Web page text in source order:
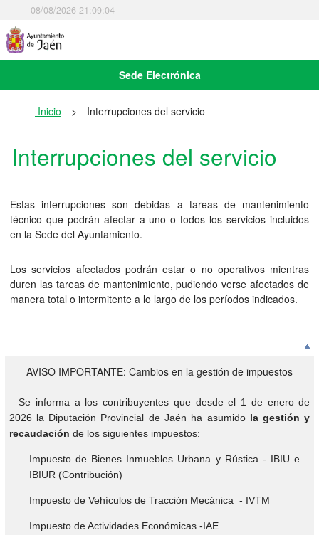
08/08/2026 21:09:04
Sede Electrónica
Inicio > Interrupciones del servicio
Interrupciones del servicio
Estas interrupciones son debidas a tareas de mantenimiento
técnico que podrán afectar a uno o todos los servicios incluidos
en la Sede del Ayuntamiento.
Los servicios afectados podrán estar o no operativos mientras
duren las tareas de mantenimiento, pudiendo verse afectados de
manera total o intermitente a lo largo de los períodos indicados.
AVISO IMPORTANTE: Cambios en la gestión de impuestos
Se informa a los contribuyentes que desde el 1 de enero de
2026 la Diputación Provincial de Jaén ha asumido la gestión y
recaudación de los siguientes impuestos:
Impuesto de Bienes Inmuebles Urbana y Rústica - IBIU e
IBIUR (Contribución)
Impuesto de Vehículos de Tracción Mecánica - IVTM
Impuesto de Actividades Económicas -IAE